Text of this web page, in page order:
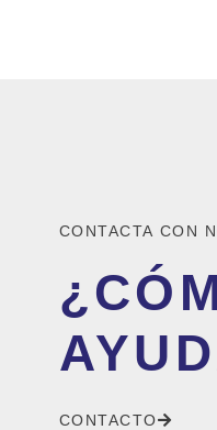
CONTACTA CON
CONTACTO